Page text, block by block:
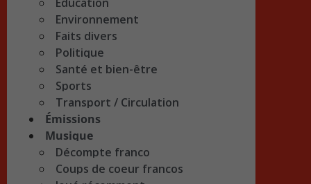
Environnement
Faits divers
Politique
Santé et bien-être
Sports
Transport / Circulation
Émissions
Musique
Décompte franco
Coups de coeur francos